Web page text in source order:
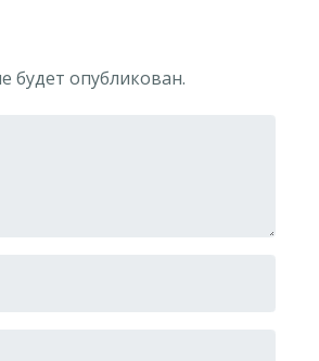
будет опубликован.